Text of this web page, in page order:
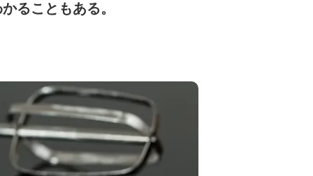
ることもある。